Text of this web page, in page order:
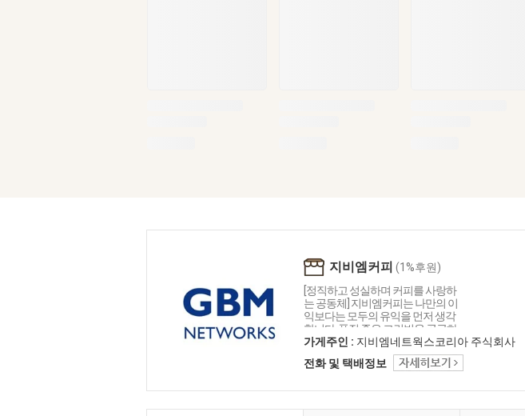
지비엠커피 (1%후원)
[정직하고 성실하며 커피를 사랑하
는 공동체] 지비엠커피는 나만의 이
익보다는 모두의 유익을 먼저 생각
합니다. 품질 좋은 그린빈을 공급하
기 위해 오늘도 달리고 있습니다. 커
피를 통해 즐겁게 소통하며 좋은 커
피 문화를 나누고 싶습니다.
가게주인 : 지비엠네트웍스코리아 주식회사
전화 및 택배정보